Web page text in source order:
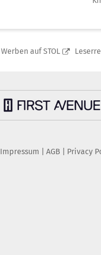
Werben auf STOL
Impressum AGB Privacy